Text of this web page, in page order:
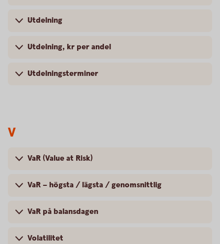
Utdelning
Utdelning, kr per andel
Utdelningsterminer
V
VaR (Value at Risk)
VaR – högsta / lägsta / genomsnittlig
VaR på balansdagen
Volatilitet